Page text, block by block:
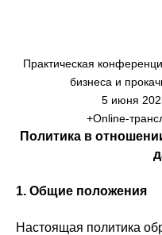
Практическая
бизнеса и
5 июня
+Online-
Политика в
1. Общие положения
Настоящая политика